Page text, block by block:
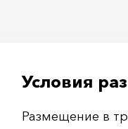
Условия
Размещение в